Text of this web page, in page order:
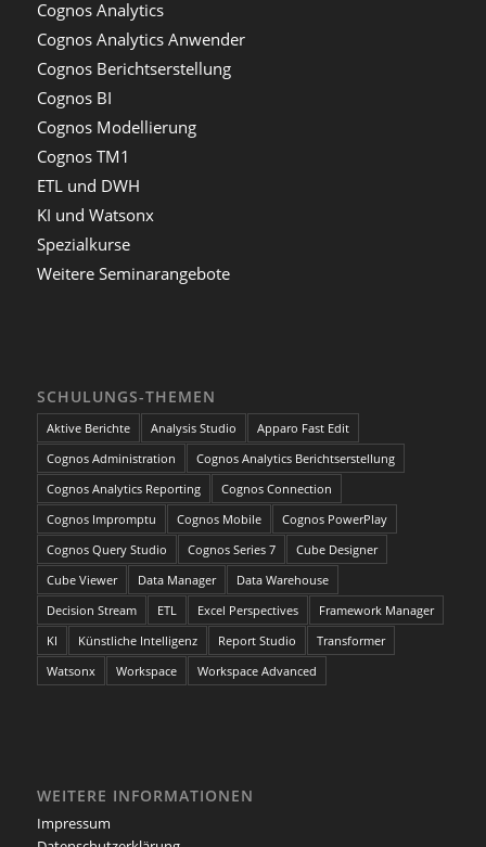
Cognos Analytics
Cognos Analytics Anwender
Cognos Berichtserstellung
Cognos BI
Cognos Modellierung
Cognos TM1
ETL und DWH
KI und Watsonx
Spezialkurse
Weitere Seminarangebote
SCHULUNGS-THEMEN
Aktive Berichte Analysis Studio
Apparo Fast Edit
Cognos Administration
Cognos Analytics Berichtserstellung
Cognos Analytics Reporting
Cognos Connection
Cognos Impromptu
Cognos Mobile
Cognos PowerPlay
Cognos Query Studio
Cognos Series 7
Cube Designer
Cube Viewer
Data Manager
Data Warehouse
Decision Stream
ETL Excel Perspectives
Framework Manager
KI
Künstliche Intelligenz Report Studio
Transformer
Watsonx
Workspace Workspace Advanced
WEITERE INFORMATIONEN
Impressum